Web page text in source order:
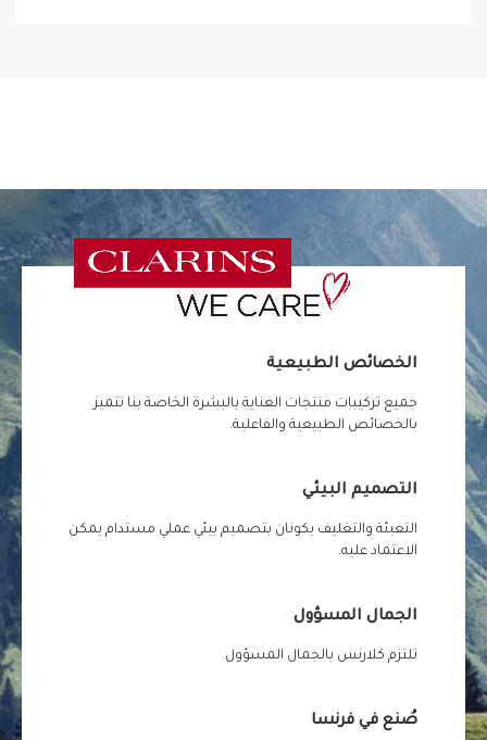
الخصائص الطبيعية
جميع تركيبات منتجات العناية بالبشرة الخاصة بنا تتميز
بالخصائص الطبيعية والفاعلية.
التصميم البيئي
التعبئة والتغليف يكونان بتصميم بيئي عملي مستدام يمكن
الاعتماد عليه.
الجمال المسؤول
تلتزم كلارنس بالجمال المسؤول.
صُنع في فرنسا